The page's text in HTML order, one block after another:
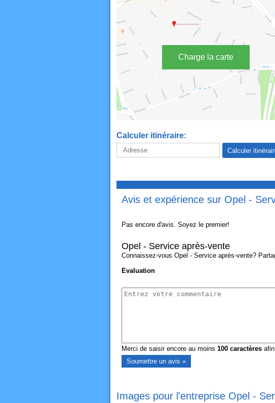
Charge la carte
Calculer itinéraire:
Avis et expérience sur Opel -
Pas encore d'avis. Soyez le premier!
Opel - Service après-vente
Connaissez-vous Opel - Service après-vente?
Evaluation
Merci de saisir encore au moins 100caractèresafin
Images pour l'entreprise Opel -